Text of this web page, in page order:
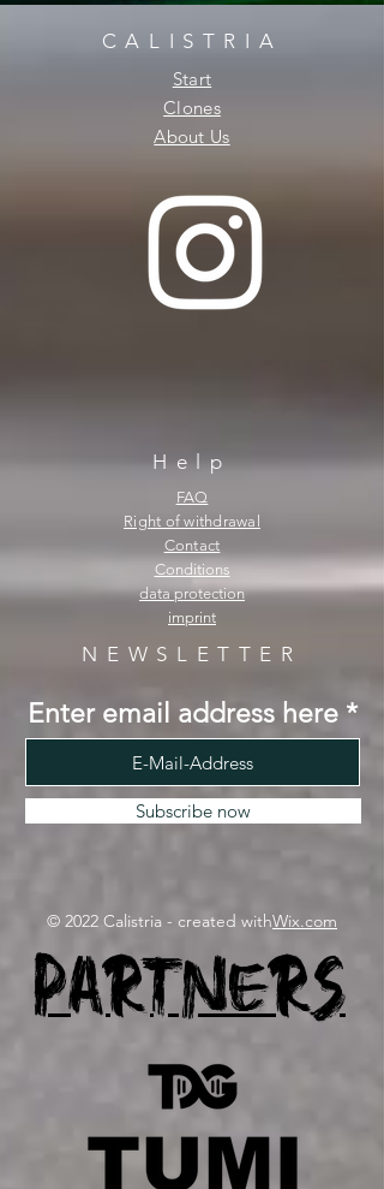
CALISTRIA
Start
Clones
About Us
Help
FAQ
Right of withdrawal
Contact
Conditions
data protection
imprint
NEWSLETTER
Enter email address here
Subscribe now
© 2022 Calistria - created withWix.com
Partners